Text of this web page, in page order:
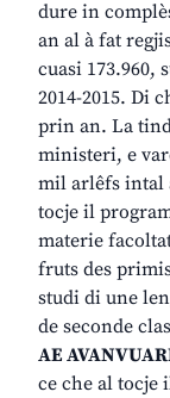
dure in
an al à fat
cuasi 173.960,
2014-2015. Di
prin an. La
ministeri, e
mil arlêfs intal
tocje il
materie
fruts des
studi di une
de seconde
AE
ce che al tocje